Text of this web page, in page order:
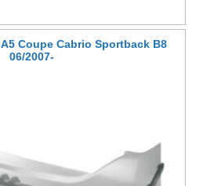
Coupe Cabrio Sportback B8
06/2007-